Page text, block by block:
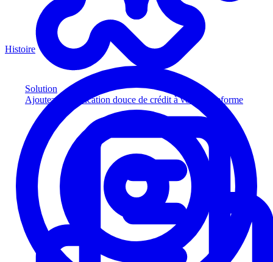
Solution
Ajoutez la vérification douce de crédit à votre plateforme
Histoire